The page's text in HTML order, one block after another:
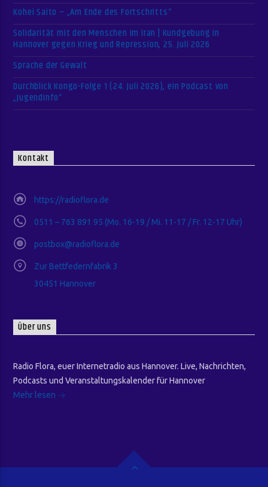
Kohei Saito – „Am Ende des Fortschritts“
Solidarität mit den Menschen im Iran | Kundgebung in
Hannover gegen Krieg und Repression, 25. Juli 2026
Sprache der Gewalt
Durchblick Kongo-Folge 1 (24. Juli 2026), ein Podcast von
„Jugendinfo“
Kontakt
https://radioflora.de
0511 – 763 891 95 (Mo. 16-19 / Mi. 11-17 / Fr. 12-17 Uhr)
postbox@radioflora.de
Zur Bettfedernfabrik 3
30451 Hannover
Über uns
Radio Flora, euer Internetradio aus Hannover. Live, Nachrichten,
Podcasts und Veranstaltungskalender für Hannover
Mehr lesen